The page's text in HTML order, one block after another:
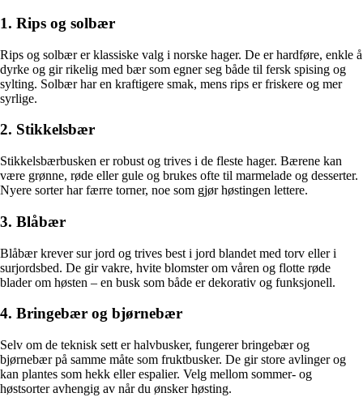
1. Rips og solbær
Rips og solbær er klassiske valg i norske hager. De er hardføre, enkle å
dyrke og gir rikelig med bær som egner seg både til fersk spising og
sylting. Solbær har en kraftigere smak, mens rips er friskere og mer
syrlige.
2. Stikkelsbær
Stikkelsbærbusken er robust og trives i de fleste hager. Bærene kan
være grønne, røde eller gule og brukes ofte til marmelade og desserter.
Nyere sorter har færre torner, noe som gjør høstingen lettere.
3. Blåbær
Blåbær krever sur jord og trives best i jord blandet med torv eller i
surjordsbed. De gir vakre, hvite blomster om våren og flotte røde
blader om høsten – en busk som både er dekorativ og funksjonell.
4. Bringebær og bjørnebær
Selv om de teknisk sett er halvbusker, fungerer bringebær og
bjørnebær på samme måte som fruktbusker. De gir store avlinger og
kan plantes som hekk eller espalier. Velg mellom sommer- og
høstsorter avhengig av når du ønsker høsting.